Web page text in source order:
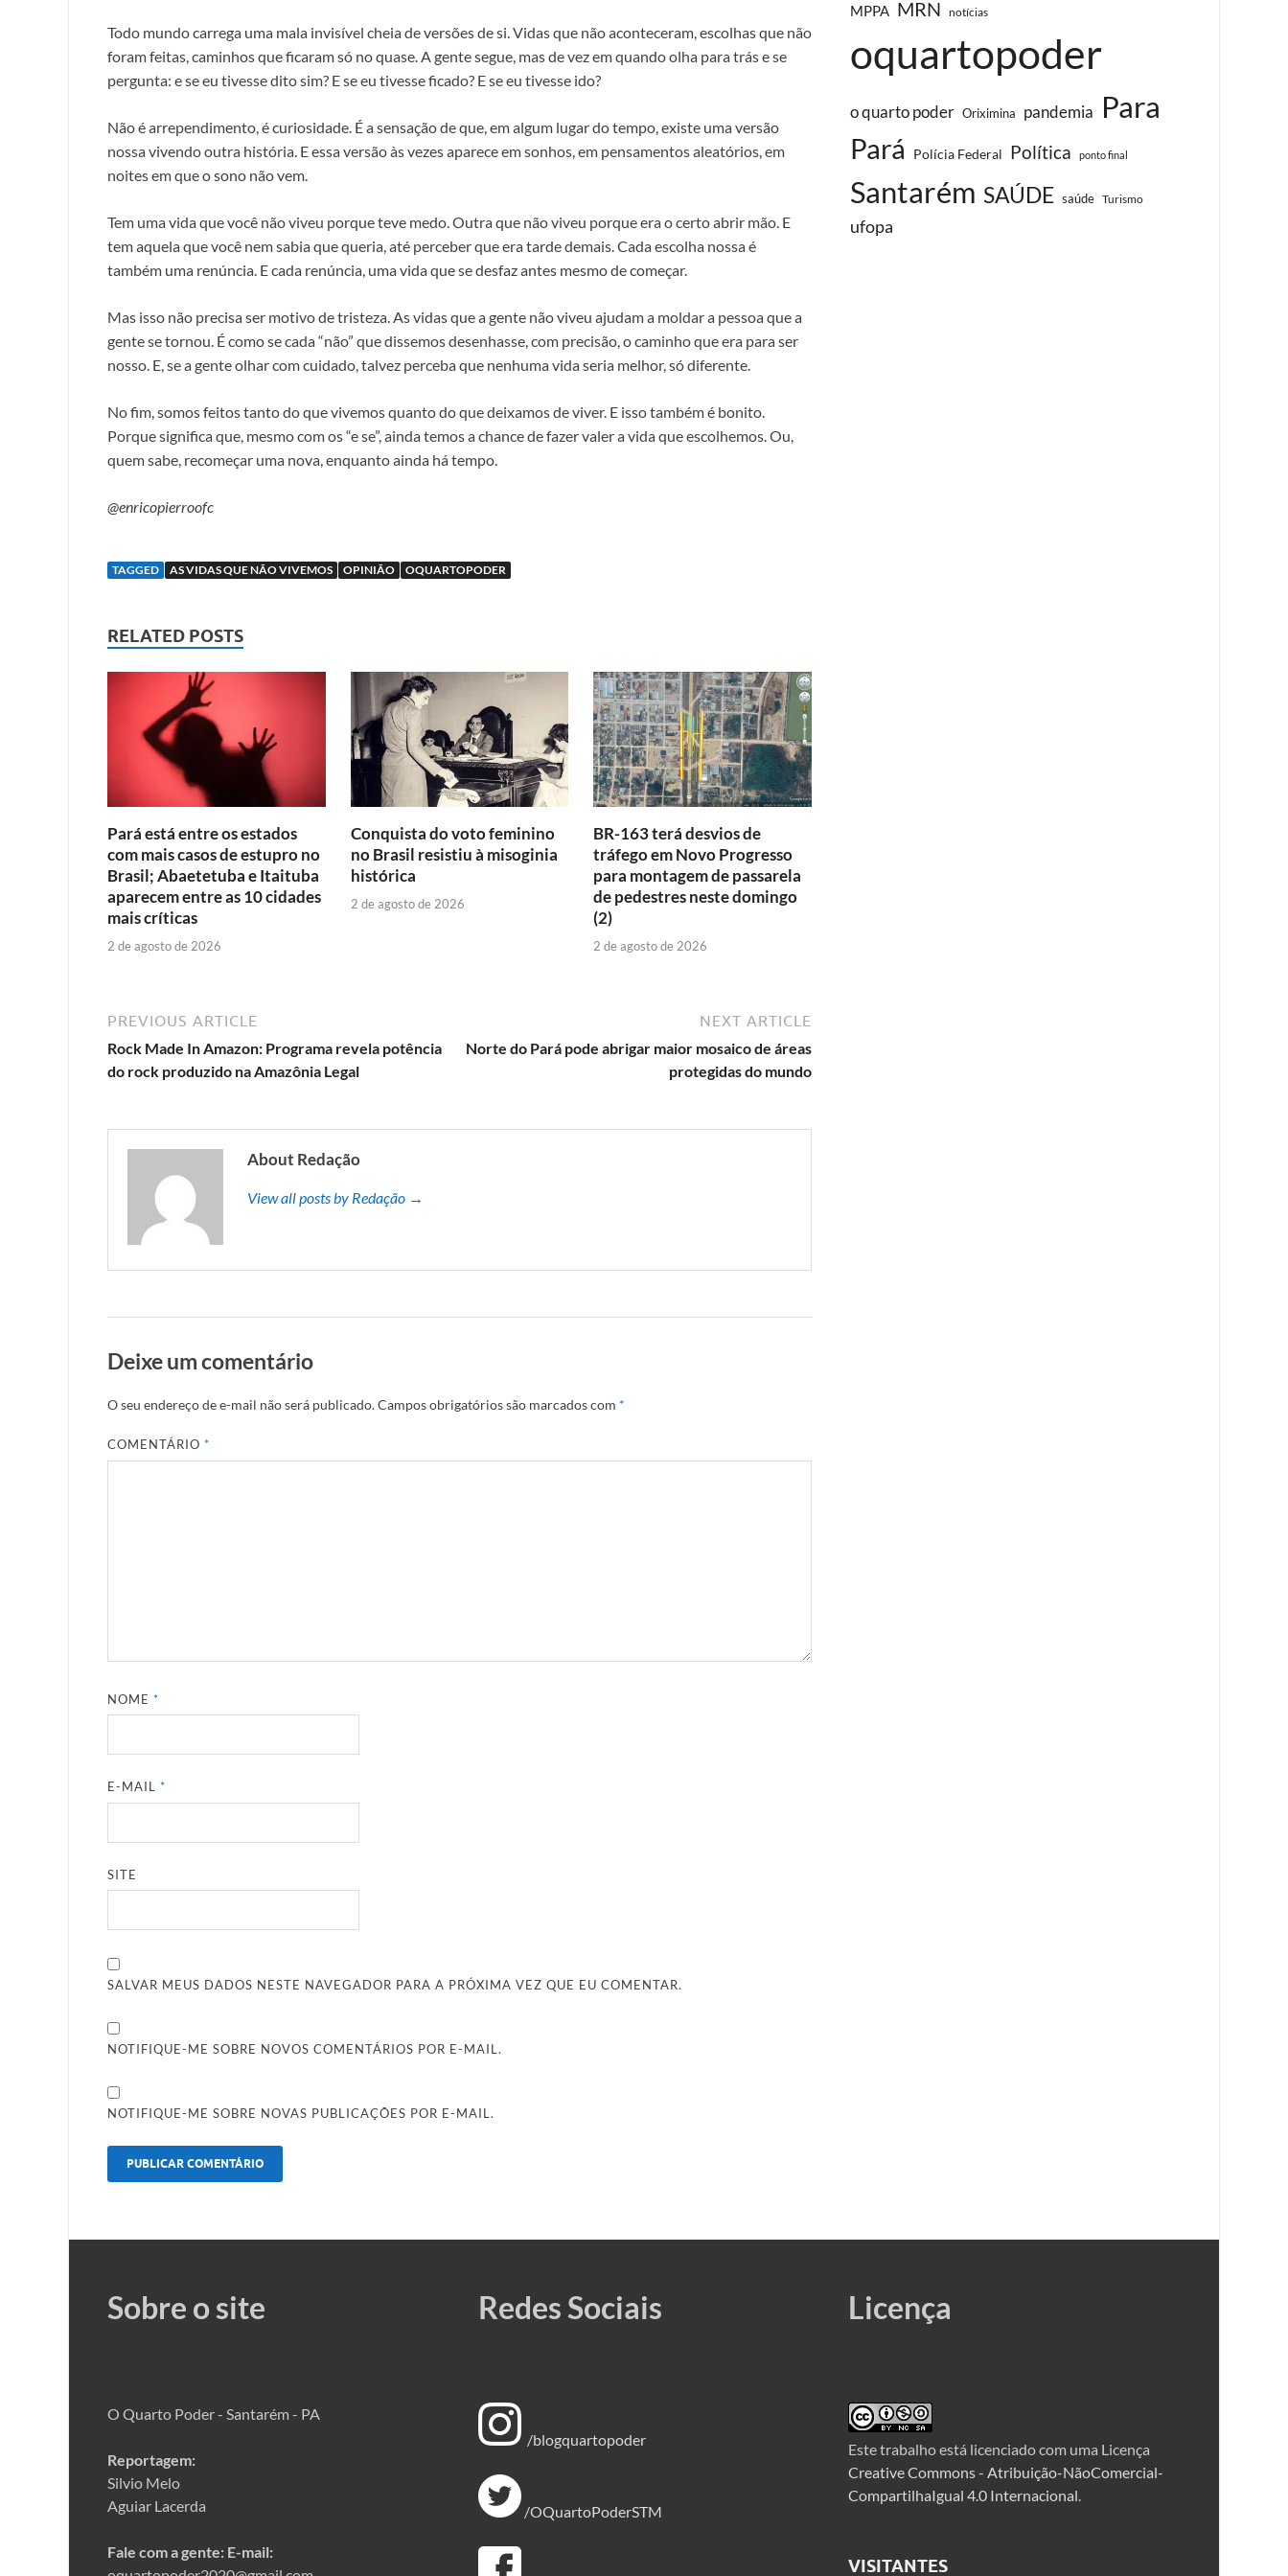
Todo mundo carrega uma mala invisível cheia de versões de si. Vidas que não aconteceram, escolhas que não
foram feitas, caminhos que ficaram só no quase. A gente segue, mas de vez em quando olha para trás e se
pergunta: e se eu tivesse dito sim? E se eu tivesse ficado? E se eu tivesse ido?
Não é arrependimento, é curiosidade. É a sensação de que, em algum lugar do tempo, existe uma versão
nossa vivendo outra história. E essa versão às vezes aparece em sonhos, em pensamentos aleatórios, em
noites em que o sono não vem.
Tem uma vida que você não viveu porque teve medo. Outra que não viveu porque era o certo abrir mão. E
tem aquela que você nem sabia que queria, até perceber que era tarde demais. Cada escolha nossa é
também uma renúncia. E cada renúncia, uma vida que se desfaz antes mesmo de começar.
Mas isso não precisa ser motivo de tristeza. As vidas que a gente não viveu ajudam a moldar a pessoa que a
gente se tornou. É como se cada “não” que dissemos desenhasse, com precisão, o caminho que era para ser
nosso. E, se a gente olhar com cuidado, talvez perceba que nenhuma vida seria melhor, só diferente.
No fim, somos feitos tanto do que vivemos quanto do que deixamos de viver. E isso também é bonito.
Porque significa que, mesmo com os “e se”, ainda temos a chance de fazer valer a vida que escolhemos. Ou,
quem sabe, recomeçar uma nova, enquanto ainda há tempo.
@enricopierroofc
TAGGED AS VIDAS QUE NÃO VIVEMOS OPINIÃO OQUARTOPODER
RELATED POSTS
Pará está entre os estados
com mais casos de estupro no
Brasil; Abaetetuba e Itaituba
aparecem entre as 10 cidades
mais críticas
2 de agosto de 2026
Conquista do voto feminino
no Brasil resistiu à misoginia
histórica
2 de agosto de 2026
BR-163 terá desvios de
tráfego em Novo Progresso
para montagem de passarela
de pedestres neste domingo
(2)
2 de agosto de 2026
PREVIOUS ARTICLE
Rock Made In Amazon: Programa revela potência
do rock produzido na Amazônia Legal
NEXT ARTICLE
Norte do Pará pode abrigar maior mosaico de áreas
protegidas do mundo
About Redação
View all posts by Redação →
Deixe um comentário
O seu endereço de e-mail não será publicado.Campos obrigatórios são marcados com *
COMENTÁRIO*
NOME*
E-MAIL*
SITE
SALVAR MEUS DADOS NESTE NAVEGADOR PARA A PRÓXIMA VEZ QUE EU COMENTAR.
NOTIFIQUE-ME SOBRE NOVOS COMENTÁRIOS POR E-MAIL.
NOTIFIQUE-ME SOBRE NOVAS PUBLICAÇÕES POR E-MAIL.
MPPA MRN notícias
oquartopoder
o quarto poder Oriximina pandemia Para
Pará Polícia Federal Política ponto final
Santarém SAÚDE saúde Turismo
ufopa
Sobre o site
O Quarto Poder - Santarém - PA
Reportagem:
Silvio Melo
Aguiar Lacerda
Fale com a gente: E-mail:
Redes Sociais
/blogquartopoder
/OQuartoPoderSTM
Licença
Este trabalho está licenciado com uma Licença
Creative Commons - Atribuição-NãoComercial-
CompartilhaIgual 4.0 Internacional.
VISITANTES